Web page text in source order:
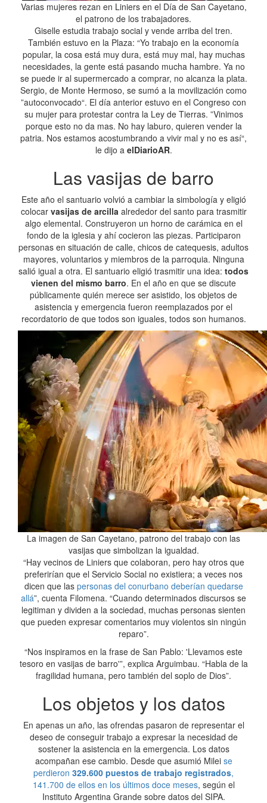
Varias mujeres rezan en Liniers en el Día de San Cayetano,
el patrono de los trabajadores.
Giselle estudia trabajo social y vende arriba del tren.
También estuvo en la Plaza: “Yo trabajo en la economía
popular, la cosa está muy dura, está muy mal, hay muchas
necesidades, la gente está pasando mucha hambre. Ya no
se puede ir al supermercado a comprar, no alcanza la plata.
Sergio, de Monte Hermoso, se sumó a la movilización como
”autoconvocado“. El día anterior estuvo en el Congreso con
su mujer para protestar contra la Ley de Tierras. ”Vinimos
porque esto no da mas. No hay laburo, quieren vender la
patria. Nos estamos acostumbrando a vivir mal y no es así“,
le dijo a elDiarioAR.
Las vasijas de barro
Este año el santuario volvió a cambiar la simbología y eligió
colocar vasijas de arcillaalrededor del santo para trasmitir
algo elemental. Construyeron un horno de carámica en el
fondo de la iglesia y ahí cocieron las piezas. Participaron
personas en situación de calle, chicos de catequesis, adultos
mayores, voluntarios y miembros de la parroquia. Ninguna
salió igual a otra. El santuario eligió trasmitir una idea: todos
vienen del mismo barro. En el año en que se discute
públicamente quién merece ser asistido, los objetos de
asistencia y emergencia fueron reemplazados por el
recordatorio de que todos son iguales, todos son humanos.
La imagen de San Cayetano, patrono del trabajo con las
vasijas que simbolizan la igualdad.
“Hay vecinos de Liniers que colaboran, pero hay otros que
preferirían que el Servicio Social no existiera; a veces nos
dicen que las personas del conurbano deberían quedarse
allá”, cuenta Filomena. “Cuando determinados discursos se
legitiman y dividen a la sociedad, muchas personas sienten
que pueden expresar comentarios muy violentos sin ningún
reparo”.
“Nos inspiramos en la frase de San Pablo: 'Llevamos este
tesoro en vasijas de barro'”, explica Arguimbau. “Habla de la
fragilidad humana, pero también del soplo de Dios”.
Los objetos y los datos
En apenas un año, las ofrendas pasaron de representar el
deseo de conseguir trabajo a expresar la necesidad de
sostener la asistencia en la emergencia. Los datos
acompañan ese cambio. Desde que asumió Milei se
perdieron 329.600 puestos de trabajo registrados,
141.700 de ellos en los últimos doce meses, según el
Instituto Argentina Grande sobre datos del SIPA.